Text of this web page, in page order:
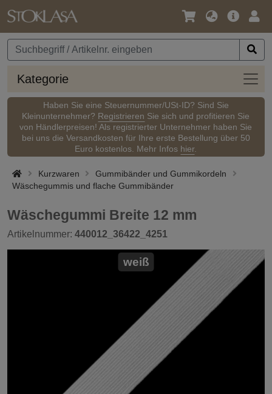
Sprache
Währung
Kategorie
Haben Sie eine Steuernummer/USt-ID? Sind Sie
Kleinunternehmer? Registrieren Sie sich und profitieren Sie
von Händlerpreisen! Als registrierter Unternehmer haben Sie
bei uns die Versandkosten für Ihre erste Bestellung über 50
Euro kostenlos. Mehr Infos hier.
Kurzwaren
Gummibänder und Gummikordeln
Wäschegummis und flache Gummibänder
Wäschegummi Breite 12 mm
Artikelnummer: 440012_36422_4251
weiß